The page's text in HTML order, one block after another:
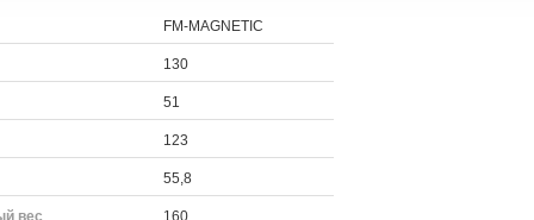
FM-MAGNETIC
130
51
123
55,8
вес
160